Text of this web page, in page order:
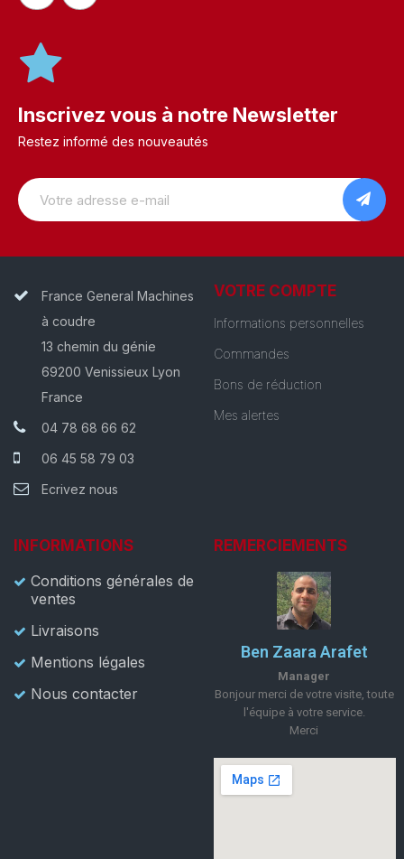
Inscrivez vous à notre Newsletter
Restez informé des nouveautés
France General Machines
à coudre
13 chemin du génie
69200 Venissieux Lyon
France
04 78 68 66 62
06 45 58 79 03
Ecrivez nous
VOTRE COMPTE
Informations personnelles
Commandes
Bons de réduction
Mes alertes
INFORMATIONS
Conditions générales de
ventes
Livraisons
Mentions légales
Nous contacter
REMERCIEMENTS
Ben Zaara Arafet
Manager
Bonjour merci de votre visite, toute
l'équipe à votre service.
Merci